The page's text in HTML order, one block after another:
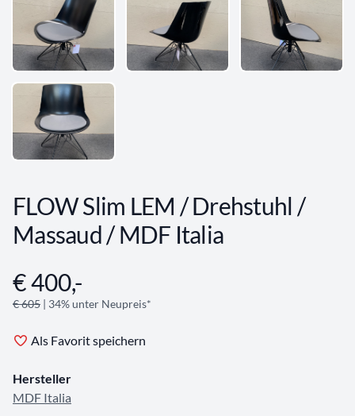
FLOW Slim LEM / Drehstuhl /
Massaud / MDF Italia
Angebotsinformationen
€ 400,-
€ 605 | 34% unter Neupreis*
Als Favorit speichern
Hersteller
MDF Italia